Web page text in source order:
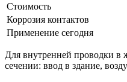
Стоимость
Коррозия контактов
Применение сегодня
Для внутренней проводки в
сечении: ввод в здание,